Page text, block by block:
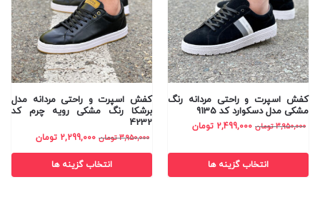
کفش اسپرت و راحتی مردانه رنگ
مشکی مدل دسکوارد کد 9135
3,950,000 تومان 2,499,000 تومان
انتخاب گزینه ها
کفش اسپرت و راحتی مردانه مدل
برشکا رنگ مشکی رویه چرم کد
4232
3,950,000 تومان 2,299,000 تومان
انتخاب گزینه ها